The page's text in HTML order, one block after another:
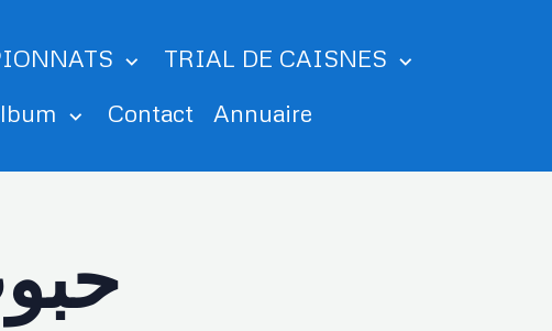
TRIAL DE CAISNES
Contact Annuaire